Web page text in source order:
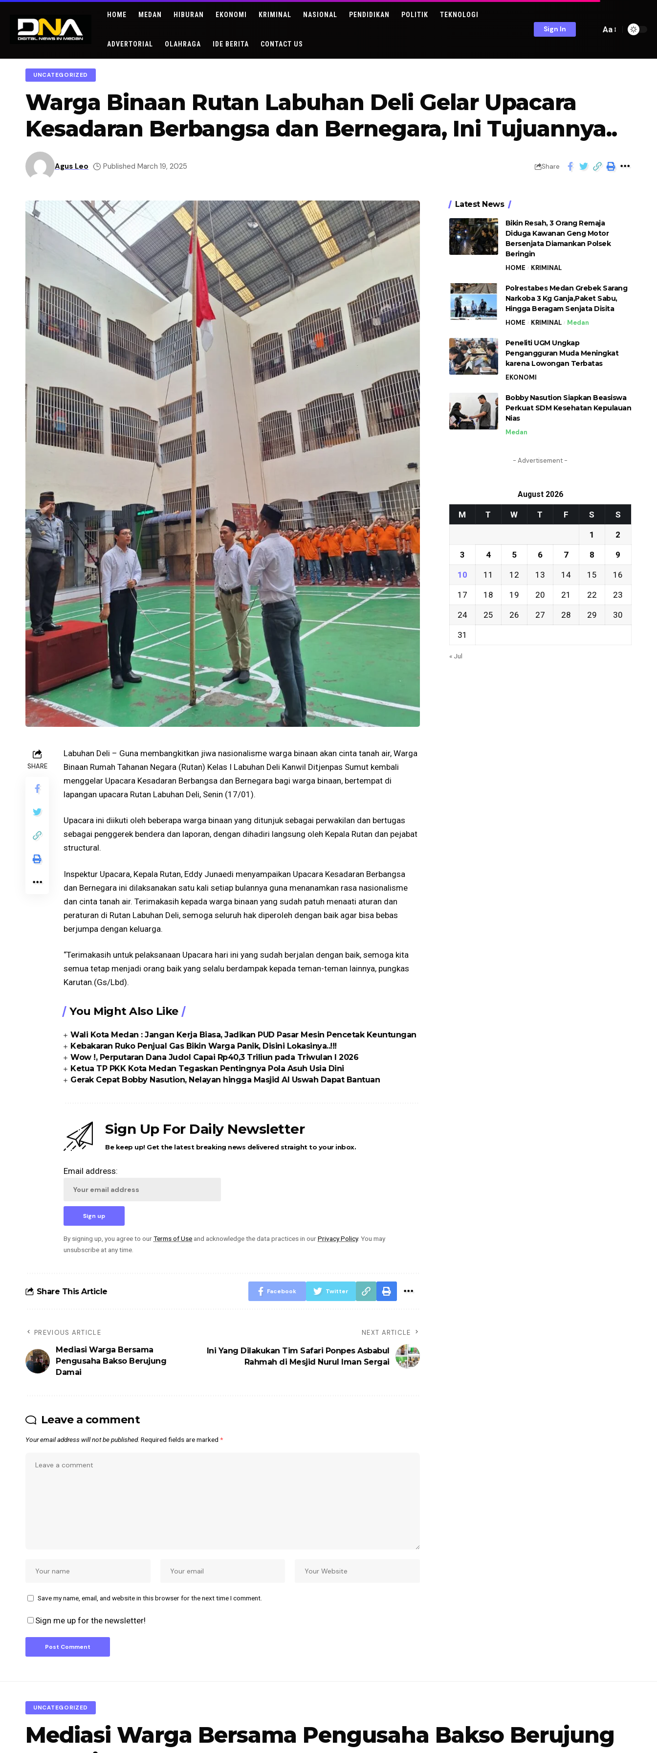
HOME MEDAN HIBURAN EKONOMI KRIMINAL NASIONAL PENDIDIKAN POLITIK TEKNOLOGI
ADVERTORIAL OLAHRAGA IDE BERITA CONTACT US
Sign In Aa
UNCATEGORIZED
Warga Binaan Rutan Labuhan Deli Gelar Upacara
Kesadaran Berbangsa dan Bernegara, Ini Tujuannya..
Agus Leo Published March 19, 2025 Share
SHARE
Labuhan Deli – Guna membangkitkan jiwa nasionalisme warga binaan akan cinta tanah air, Warga
Binaan Rumah Tahanan Negara (Rutan) Kelas I Labuhan Deli Kanwil Ditjenpas Sumut kembali
menggelar Upacara Kesadaran Berbangsa dan Bernegara bagi warga binaan, bertempat di
lapangan upacara Rutan Labuhan Deli, Senin (17/01).
Upacara ini diikuti oleh beberapa warga binaan yang ditunjuk sebagai perwakilan dan bertugas
sebagai penggerek bendera dan laporan, dengan dihadiri langsung oleh Kepala Rutan dan pejabat
structural.
Inspektur Upacara, Kepala Rutan, Eddy Junaedi menyampaikan Upacara Kesadaran Berbangsa
dan Bernegara ini dilaksanakan satu kali setiap bulannya guna menanamkan rasa nasionalisme
dan cinta tanah air. Terimakasih kepada warga binaan yang sudah patuh menaati aturan dan
peraturan di Rutan Labuhan Deli, semoga seluruh hak diperoleh dengan baik agar bisa bebas
berjumpa dengan keluarga.
“Terimakasih untuk pelaksanaan Upacara hari ini yang sudah berjalan dengan baik, semoga kita
semua tetap menjadi orang baik yang selalu berdampak kepada teman-teman lainnya, pungkas
Karutan.(Gs/Lbd).
You Might Also Like
Wali Kota Medan : Jangan Kerja Biasa, Jadikan PUD Pasar Mesin Pencetak Keuntungan
Kebakaran Ruko Penjual Gas Bikin Warga Panik, Disini Lokasinya..!!!
Wow !, Perputaran Dana Judol Capai Rp40,3 Triliun pada Triwulan I 2026
Ketua TP PKK Kota Medan Tegaskan Pentingnya Pola Asuh Usia Dini
Gerak Cepat Bobby Nasution, Nelayan hingga Masjid Al Uswah Dapat Bantuan
Sign Up For Daily Newsletter
Be keep up! Get the latest breaking news delivered straight to your inbox.
Email address:
By signing up, you agree to ourTerms of Use and acknowledge the data practices in ourPrivacy Policy. You may
unsubscribe at any time.
Share This Article Facebook Twitter
PREVIOUS ARTICLE
Mediasi Warga Bersama
Pengusaha Bakso Berujung
Damai
NEXT ARTICLE
Ini Yang Dilakukan Tim Safari Ponpes Asbabul
Rahmah di Mesjid Nurul Iman Sergai
Leave a comment
Your email address will not be published. Required fields are marked *
Save my name, email, and website in this browser for the next time I comment.
Sign me up for the newsletter!
Latest News
Bikin Resah, 3 Orang Remaja
Diduga Kawanan Geng Motor
Bersenjata Diamankan Polsek
Beringin
HOME KRIMINAL
Polrestabes Medan Grebek Sarang
Narkoba 3 Kg Ganja,Paket Sabu,
Hingga Beragam Senjata Disita
HOME KRIMINAL Medan
Peneliti UGM Ungkap
Pengangguran Muda Meningkat
karena Lowongan Terbatas
EKONOMI
Bobby Nasution Siapkan Beasiswa
Perkuat SDM Kesehatan Kepulauan
Nias
Medan
- Advertisement -
August 2026
M T W T F S S
1 2
3 4 5 6 7 8 9
10 11 12 13 14 15 16
17 18 19 20 21 22 23
24 25 26 27 28 29 30
31
« Jul
UNCATEGORIZED
Mediasi Warga Bersama Pengusaha Bakso Berujung